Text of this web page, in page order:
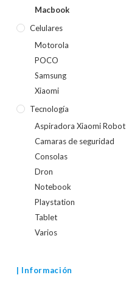
Macbook
Celulares
Motorola
POCO
Samsung
Xiaomi
Tecnología
Aspiradora Xiaomi Robot
Camaras de seguridad
Consolas
Dron
Notebook
Playstation
Tablet
Varios
| Información